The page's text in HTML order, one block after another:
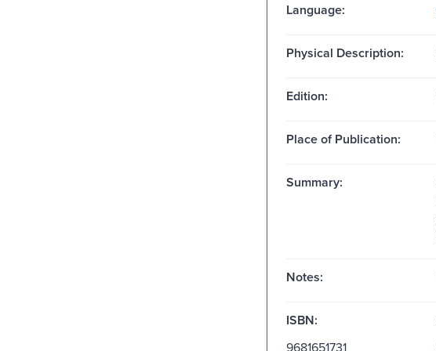
Language:
Physical Description:
Edition:
Place of Publication:
Summary:
Notes:
ISBN:
9681651731